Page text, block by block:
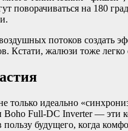
поворачиваться на 180
потоков создать
Кстати, жалюзи тоже
идеально
Boho Full-DC Inverter —
будущего, когда